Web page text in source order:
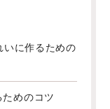
いに作るための
めのコツ